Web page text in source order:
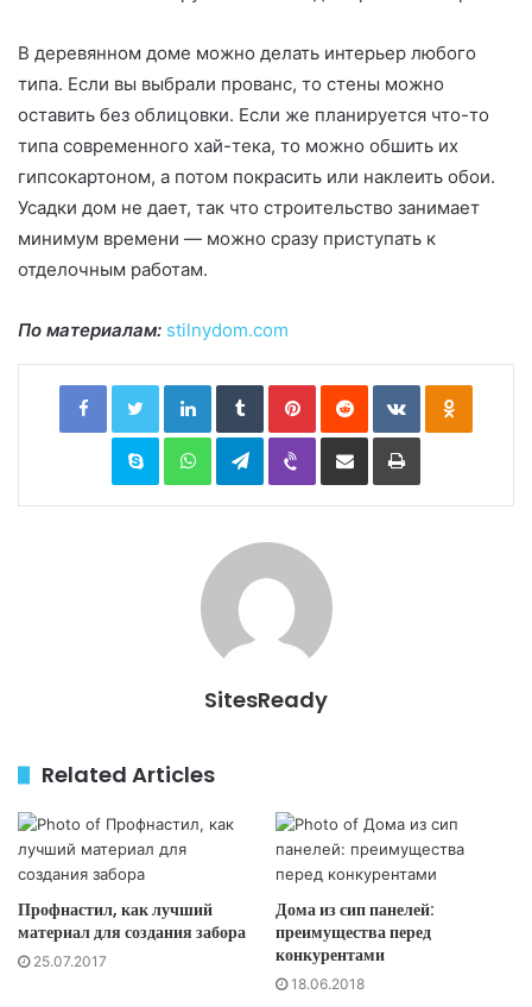
В деревянном доме можно делать интерьер любого
типа. Если вы выбрали прованс, то стены можно
оставить без облицовки. Если же планируется что-то
типа современного хай-тека, то можно обшить их
гипсокартоном, а потом покрасить или наклеить обои.
Усадки дом не дает, так что строительство занимает
минимум времени — можно сразу приступать к
отделочным работам.
По материалам: stilnydom.com
Facebook Twitter LinkedIn Tumblr Pinterest Reddit VKontakte
Skype WhatsApp Telegram Viber Print
SitesReady
Related Articles
Профнастил, как лучший
материал для создания забора
25.07.2017
Дома из сип панелей:
преимущества перед
конкурентами
18.06.2018